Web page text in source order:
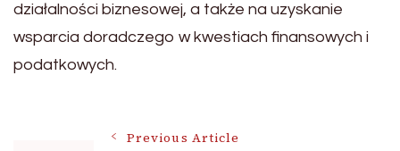
działalności biznesowej, a także na uzyskanie
wsparcia doradczego w kwestiach finansowych i
podatkowych.
Previous Article